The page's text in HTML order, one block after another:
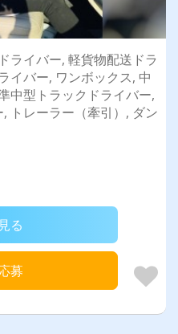
ライバー, 軽貨物配送ドラ
イバー, ワンボックス, 中
中型トラックドライバー,
トレーラー（牽引）, ダン
る
募